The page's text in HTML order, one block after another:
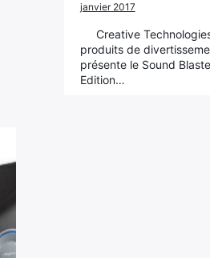
janvier 2017
Creative
produits de
présente le Sound
Edition…